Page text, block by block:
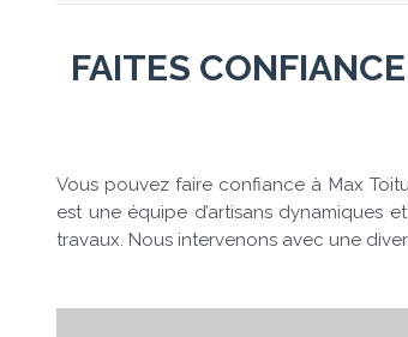
FAITES
Vous pouvez faire confiance à Max
est une équipe d’artisans dynamiques
travaux. Nous intervenons avec une